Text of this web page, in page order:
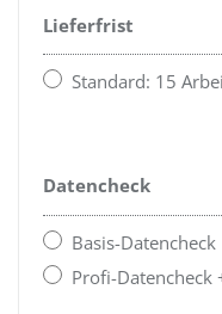
Lieferfrist
Standard: 15
Datencheck
Basis-Datencheck
Profi-Datencheck